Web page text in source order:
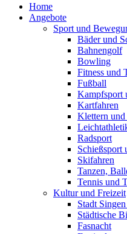
Home
Angebote
Sport und
Bäder und
Bahnengolf
Bowling
Fitness und
Fußball
Kampfsport
Kartfahren
Klettern und
Radsport
Schießsport
Skifahren
Tanzen,
Tennis und
Kultur und Freizeit
Stadt
Städtische
Fasnacht